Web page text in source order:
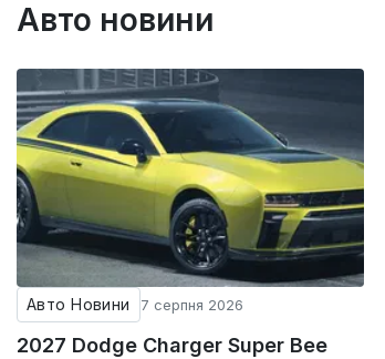
Авто новини
Авто Новини 7 серпня 2026
2027 Dodge Charger Super Bee